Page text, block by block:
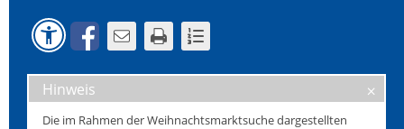
Hinweis
Die im Rahmen der Weihnachtsmarktsuche dargestellten